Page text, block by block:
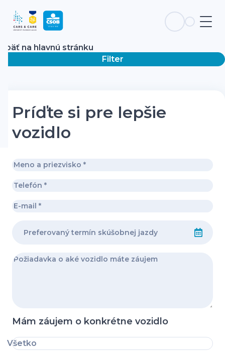
Späť na hlavnú stránku
Filter
Príďte si pre lepšie
vozidlo
Mám záujem o konkrétne vozidlo
Všetko